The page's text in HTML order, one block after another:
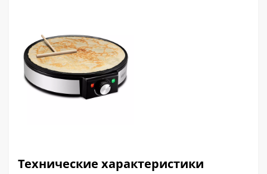
Технические характеристики